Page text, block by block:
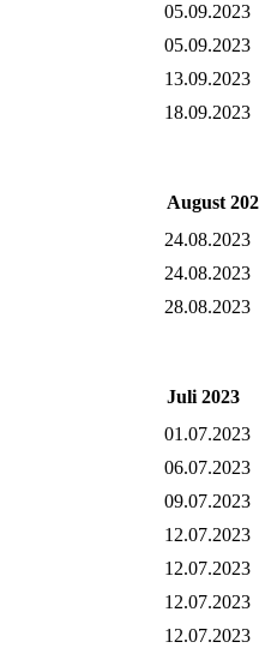
05.09.2023
05.09.2023
13.09.2023
18.09.2023
August
24.08.2023
24.08.2023
28.08.2023
Juli 2023
01.07.2023
06.07.2023
09.07.2023
12.07.2023
12.07.2023
12.07.2023
12.07.2023